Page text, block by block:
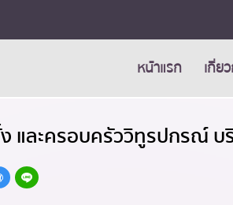
หน้าแรก เกี่ย
และครอบครัววิทูรปกรณ์